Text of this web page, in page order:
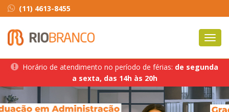
(11) 4613-8455
Horário de atendimento no período de férias: de segunda
a sexta, das 14h às 20h